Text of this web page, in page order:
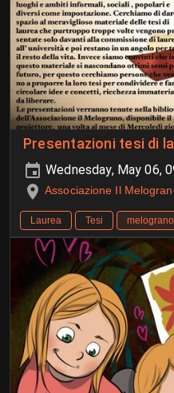
Presentazioni tesi di
Wednesday, May 06,
Associazione Il
Laurea Tesi melograno